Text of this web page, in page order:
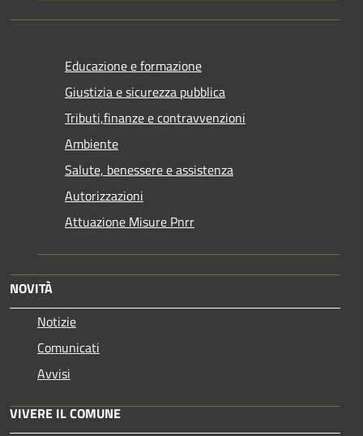
Educazione e formazione
Giustizia e sicurezza pubblica
Tributi,finanze e contravvenzioni
Ambiente
Salute, benessere e assistenza
Autorizzazioni
Attuazione Misure Pnrr
NOVITÀ
Notizie
Comunicati
Avvisi
VIVERE IL COMUNE